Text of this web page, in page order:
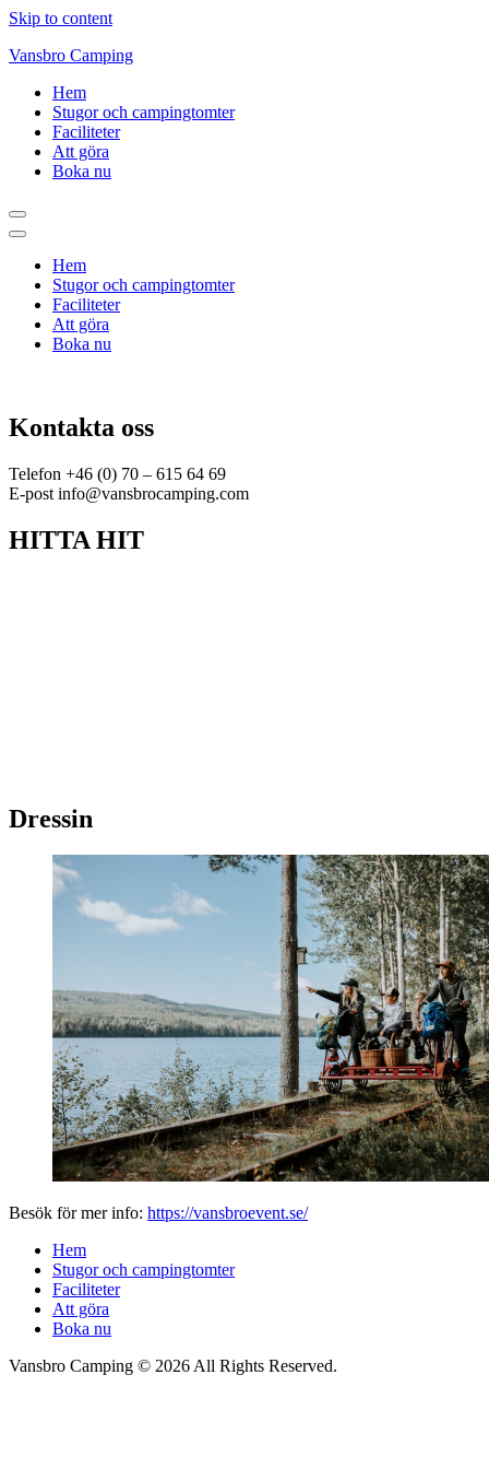
Skip to content
Vansbro Camping
Hem
Stugor och campingtomter
Faciliteter
Att göra
Boka nu
Hem
Stugor och campingtomter
Faciliteter
Att göra
Boka nu
Kontakta oss
Telefon +46 (0) 70 – 615 64 69
E-post info@vansbrocamping.com
HITTA HIT
Dressin
Besök för mer info: https://vansbroevent.se/
Hem
Stugor och campingtomter
Faciliteter
Att göra
Boka nu
Vansbro Camping © 2026 All Rights Reserved.